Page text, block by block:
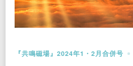
『共鳴磁場』2024年1・2月合併号